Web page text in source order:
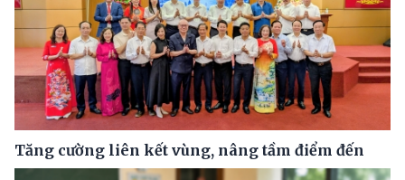
Tăng cường liên kết vùng, nâng tầm điểm đến